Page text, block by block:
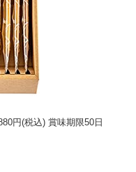
円(税込) 賞味期限50日